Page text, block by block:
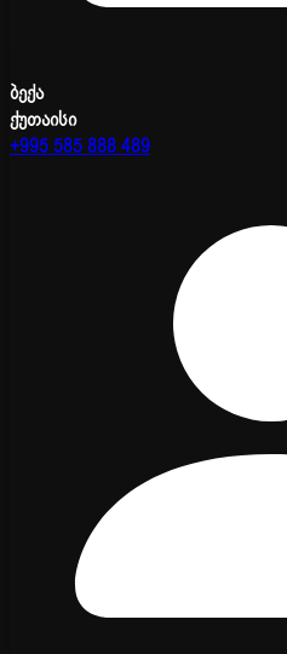
ბექა
ქუთაისი
+995 585 888 489